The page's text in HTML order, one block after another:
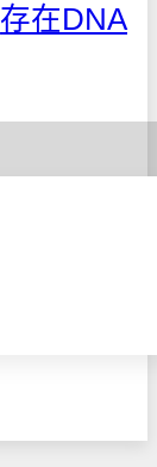
存在DNA